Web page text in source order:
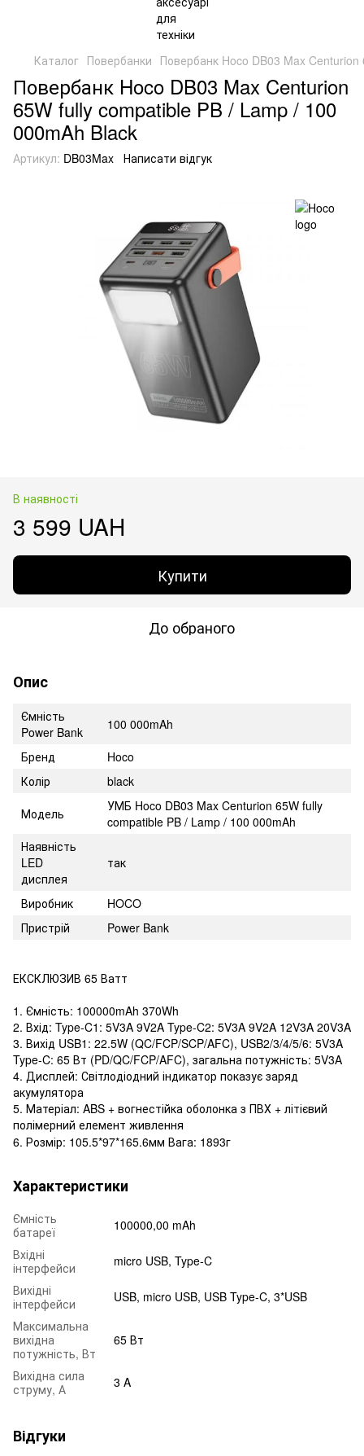
Каталог Повербанки Повербанк Hoco DB03 Max
Повербанк Hoco DB03 Max Centurion
65W fully compatible PB / Lamp / 100
000mAh Black
Артикул: DB03Max Написати відгук
В наявності
3 599 UAH
Купити
До обраного
Опис
Ємність
Power Bank
100 000mAh
Бренд
Hoco
Колір
black
Модель
УМБ Hoco DB03 Max Centurion 65W fully
compatible PB / Lamp / 100 000mAh
Наявність
LED
дисплея
так
Виробник
HOCO
Пристрій
Power Bank
ЕКСКЛЮЗИВ 65 Ватт
1. Ємність: 100000mAh 370Wh
2. Вхід: Type-C1: 5V3A 9V2A Type-C2: 5V3A 9V2A 12V3A 20V3A
3. Вихід USB1: 22.5W (QC/FCP/SCP/AFC), USB2/3/4/5/6: 5V3A
Type-C: 65 Вт (PD/QC/FCP/AFC), загальна потужність: 5V3A
4. Дисплей: Світлодіодний індикатор показує заряд
акумулятора
5. Матеріал: ABS + вогнестійка оболонка з ПВХ + літієвий
полімерний елемент живлення
6. Розмір: 105.5*97*165.6мм Вага: 1893г
Характеристики
Ємність
батареї
100000,00 mAh
Вхідні
інтерфейси
micro USB, Type-C
Вихідні
інтерфейси
USB, micro USB, USB Type-C, 3*USB
Максимальна
вихідна
потужність, Вт
65 Вт
Вихідна сила
струму, А
3 A
Відгуки